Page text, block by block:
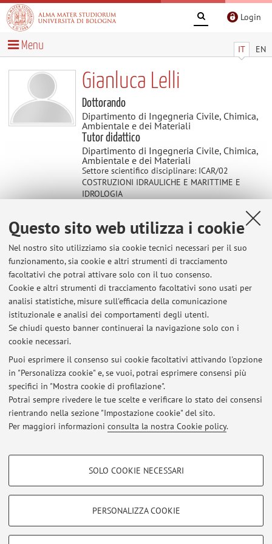
Questo sito web utilizza i cookie
Nel nostro sito utilizziamo sia cookie tecnici necessari per il suo
funzionamento, sia cookie e altri strumenti di tracciamento
facoltativi che potrai attivare solo con il tuo consenso.
Cookie e altri strumenti di tracciamento facoltativi sono usati per
analisi statistiche, misure sull'efficacia della comunicazione
istituzionale e analisi dei comportamenti degli utenti.
Se chiudi questo banner continuerai la navigazione solo con i
cookie necessari.
Puoi esprimere il consenso sui cookie facoltativi attivando l'opzione
in "Personalizza cookie" e, se vuoi, potrai esprimere consensi più
specifici in "Mostra cookie di profilazione".
Potrai sempre rivedere le tue scelte e verificare lo stato dei consensi
rientrando nella sezione "Impostazione cookie" del sito.
Per maggiori informazioni consulta la nostra Cookie policy.
COOKIE DI PROFILAZIONE - FACOLTATIVI
SOLO COOKIE NECESSARI
PERSONALIZZA COOKIE
Login
IT EN
Menu
Gianluca Lelli
Dottorando
Dipartimento di Ingegneria Civile, Chimica,
Ambientale e dei Materiali
Tutor didattico
Dipartimento di Ingegneria Civile, Chimica,
Ambientale e dei Materiali
Settore scientifico disciplinare: ICAR/02
COSTRUZIONI IDRAULICHE E MARITTIME E
IDROLOGIA
Didattica
Attività
Anno Accademico
Non sono presenti attività didattiche per l'A.A. 2026-2027
Ultimi avvisi
Al momento non sono presenti avvisi.
Area riservata
Accedi tramiteloginper gestire tutti i contenuti del sito.